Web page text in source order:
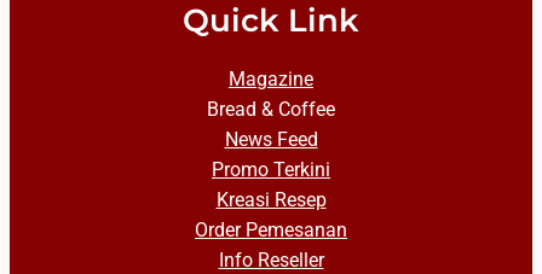
Quick Link
Magazine
Bread & Coffee
News Feed
Promo Terkini
Kreasi Resep
Order Pemesanan
Info Reseller